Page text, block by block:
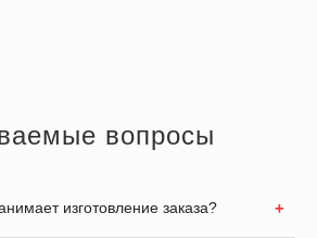
вопросы
изготовление заказа?